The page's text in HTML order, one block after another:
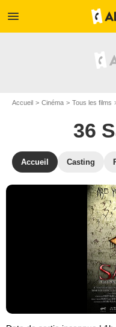
menu
Accueil Cinéma Tous les films
36
Accueil Casting